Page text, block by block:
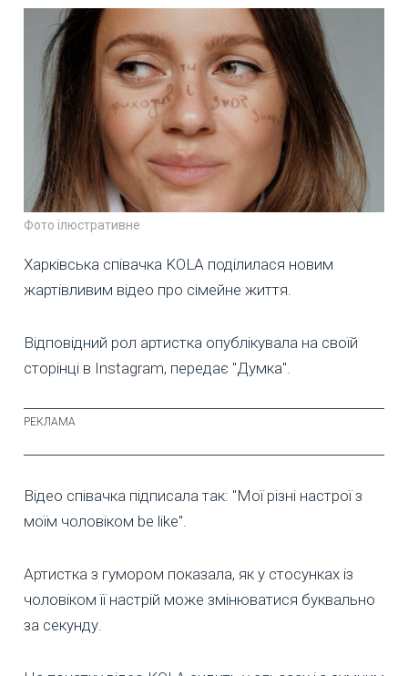
Фото ілюстративне
Харківська співачка KOLA поділилася новим
жартівливим відео про сімейне життя.
Відповідний рол артистка опублікувала на своїй
сторінці в Instagram, передає "Думка".
Відео співачка підписала так: "Мої різні настрої з
моїм чоловіком be like".
Артистка з гумором показала, як у стосунках із
чоловіком її настрій може змінюватися буквально
за секунду.